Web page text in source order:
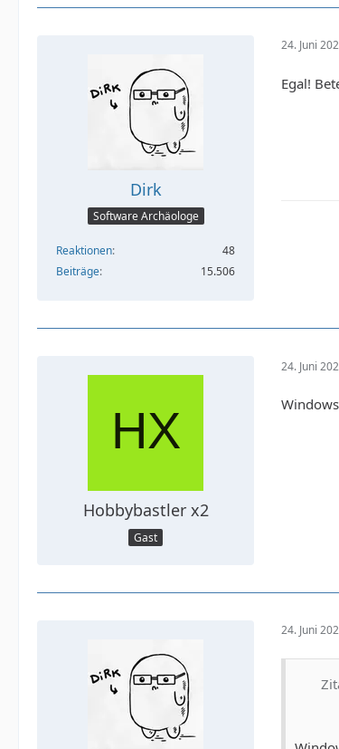
Dirk
Software Archäologe
Reaktionen
48
Beiträge
15.506
24. Juni
Egal!
Hobbybastler x2
Gast
24. Juni
24. Juni